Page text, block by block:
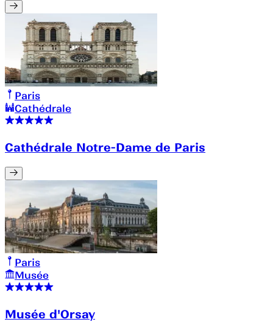
Paris
Cathédrale
Cathédrale Notre-Dame de Paris
Paris
Musée
Musée d'Orsay